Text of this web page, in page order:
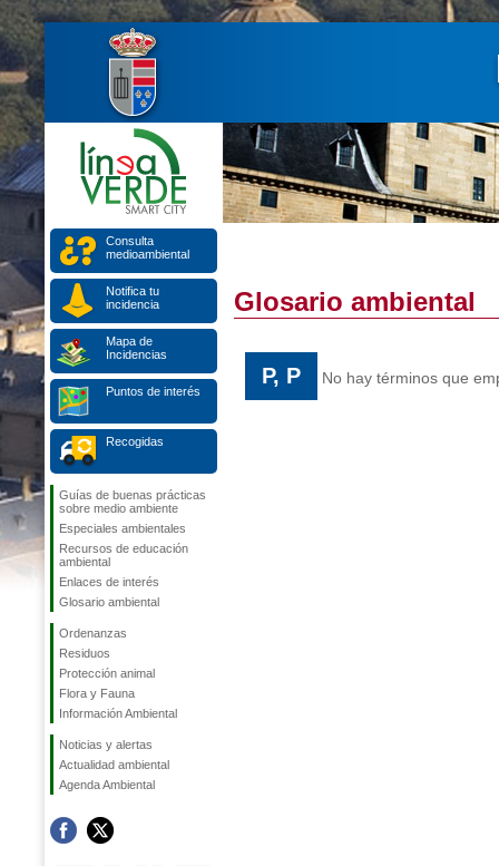
Consulta
medioambiental
Notifica tu
incidencia
Mapa de
Incidencias
Puntos de interés
Recogidas
Guías de buenas prácticas
sobre medio ambiente
Especiales ambientales
Recursos de educación
ambiental
Enlaces de interés
Glosario ambiental
Ordenanzas
Residuos
Protección animal
Flora y Fauna
Información Ambiental
Noticias y alertas
Actualidad ambiental
Agenda Ambiental
Glosario ambiental
P, P No hay términos que